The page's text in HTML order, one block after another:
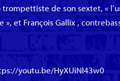
de son sextet, «
et François Gallix ,
youtu.be/HyXUiNl43w0